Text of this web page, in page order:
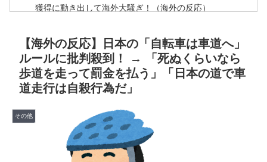
獲得に動き出して海外大騒ぎ！（海外の反応）
間！！
▶ 【海外の反応】52歳イチロー、マ軍主催のホームラン競
争で柵越えを連発「現役時代の噂は本当だったんだ
な…」
▶
海外「なんてこった！」日本とドイツの病院食のあまり
の差に海外が大騒ぎ
ワイの作った卵豆腐にいくら出せる？
【海外の反応】日本の「自転車は車道へ」
ルールに批判殺到！ → 「死ぬくらいなら
歩道を走って罰金を払う」「日本の道で車
道走行は自殺行為だ」
その他